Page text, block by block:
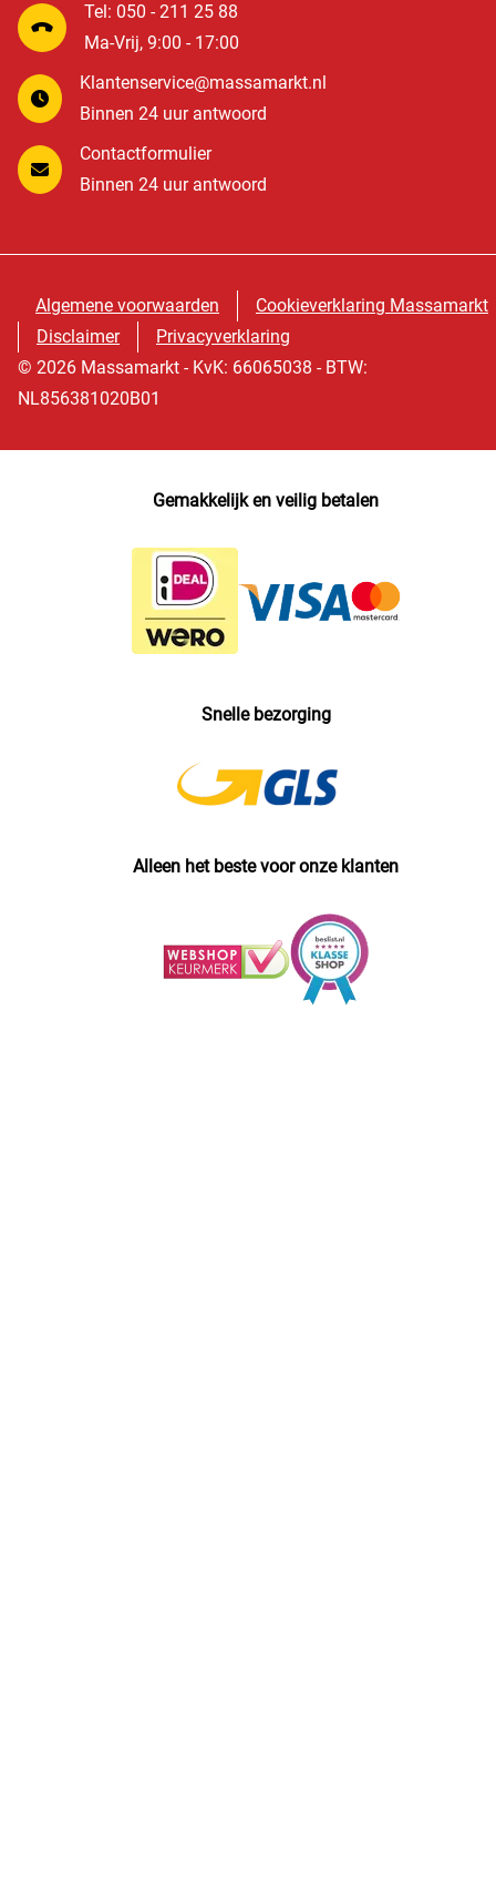
Tel: 050 - 211 25 88
Ma-Vrij, 9:00 - 17:00
Klantenservice@massamarkt.nl
Binnen 24 uur antwoord
Contactformulier
Binnen 24 uur antwoord
Algemene voorwaarden
Cookieverklaring Massamarkt
Disclaimer
Privacyverklaring
© 2026 Massamarkt - KvK: 66065038 - BTW:
NL856381020B01
Gemakkelijk en veilig betalen
Snelle bezorging
Alleen het beste voor onze klanten